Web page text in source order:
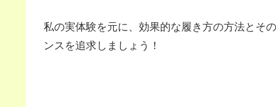
私の実体験を元に、効果的な履き方の方法とそ
ンスを追求しましょう！